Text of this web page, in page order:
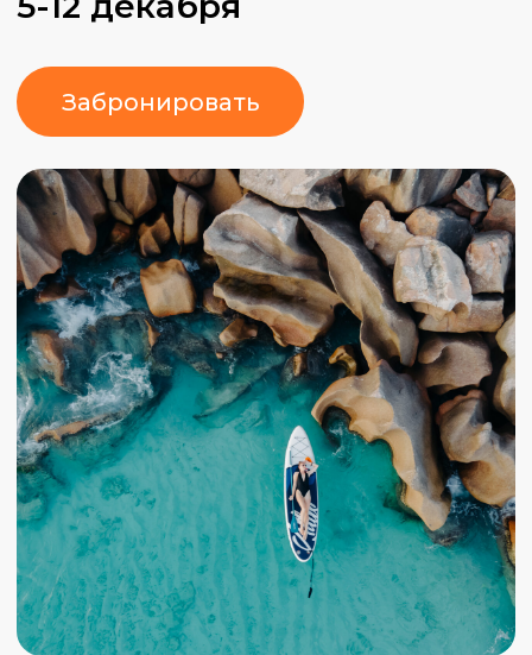
Встречаемся в аэропорту на острове Маэ и
отправляемся в яхтенную марину Eden
Island, которая расположена всего в 10
минутах езды от международного
аэропорта. По прибытии нас встретит
координатор программы: проведет к
катамарану, поможет с размещением
багажа и сориентирует по судну.
Как только мы поднимемся на борт, нас
ждет теплый прием: капитан расскажет о
распределении кают и основных зонах
Встреча, остров Маэ, переход к острову
Сент‑Анн, ужин на борту.